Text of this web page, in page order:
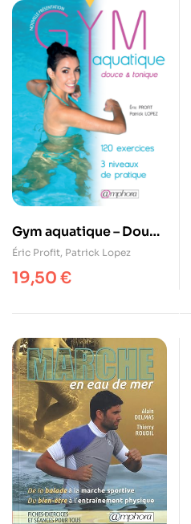
Gym aquatique – Douce
et tonique
Éric Profit, Patrick Lopez
19,50 €